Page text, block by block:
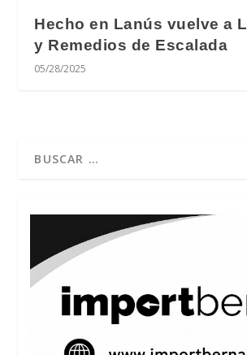
Hecho en Lanús vuelve a
y Remedios de Escalada
05/28/2025